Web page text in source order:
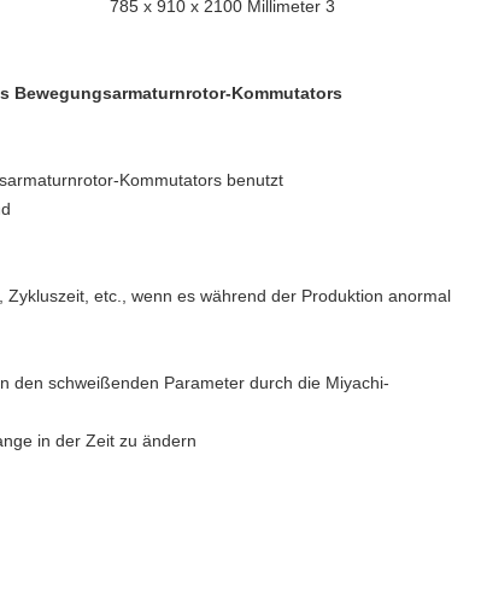
785 x 910 x 2100 Millimeter 3
Bewegungsarmaturnrotor-Kommutators
Kommutators benutzt
etc., wenn es während der Produktion anormal
den schweißenden Parameter durch die Miyachi-
in der Zeit zu ändern